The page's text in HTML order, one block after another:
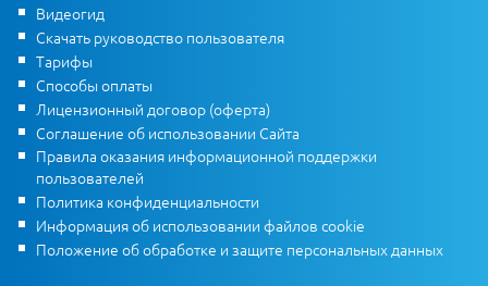
Видеогид
Скачать руководство пользователя
Тарифы
Способы оплаты
Лицензионный договор (оферта)
Соглашение об использовании Сайта
Правила оказания информационной поддержки
пользователей
Политика конфиденциальности
Информация об использовании файлов cookie
Положение об обработке и защите персональных данных